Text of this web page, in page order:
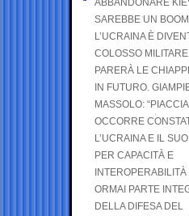
ABBANDONARE
SAREBBE UN
L’UCRAINA È
COLOSSO MILITARE
PARERÀ LE
IN FUTURO.
MASSOLO:
OCCORRE
L’UCRAINA E IL
PER CAPACITÀ E
ORMAI PARTE
DELLA DIFESA DEL